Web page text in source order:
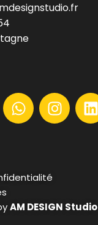
AM DESIGN Studio